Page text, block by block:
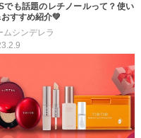
でも話題のレチノールって？使い
すすめ紹介💚
ムシンデレラ